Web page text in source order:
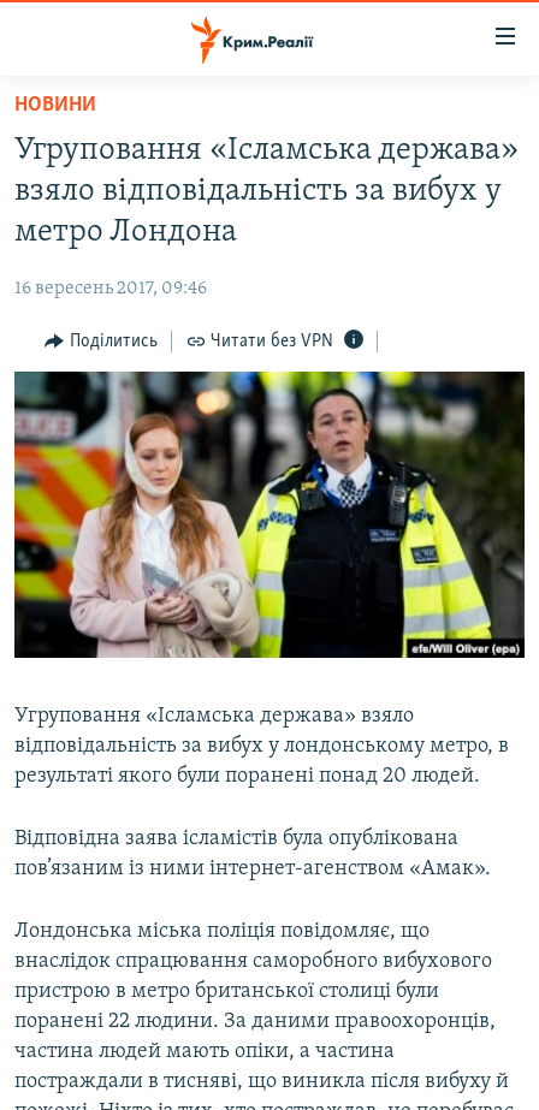
Перейти
основного
матеріалу
до
основної
навігації
Перейти
до
пошуку
ВОДА.КРИМ
ВІДЕО ТА ФОТО
БЛОГИ
ПОГЛЯД
ІНТЕРВ'Ю
ВСЕ ЗА ДЕНЬ
СПЕЦПРОЕКТИ
ДЕПОРТАЦІЯ
ВІДЕОУРОКИ «ELIFBE»
СВІДЧЕННЯ ОКУПАЦІЇ
УКРАЇНСЬКА ПРОБЛЕМА КРИМУ
ЯК ОБІЙТИ БЛОКУВАННЯ
Русский
Qırımtatar
НОВИНИ
Угруповання «Ісламська держава»
взяло відповідальність за вибух у
метро Лондона
16 вересень 2017, 09:46
Поділитись Читати без VPN
Угруповання «Ісламська держава» взяло
відповідальність за вибух у лондонському метро, в
результаті якого були поранені понад 20 людей.
Відповідна заява ісламістів була опублікована
пов’язаним із ними інтернет-агенством «Амак».
Лондонська міська поліція повідомляє, що
внаслідок спрацювання саморобного вибухового
пристрою в метро британської столиці були
поранені 22 людини. За даними правоохоронців,
частина людей мають опіки, а частина
постраждали в тисняві, що виникла після вибуху й